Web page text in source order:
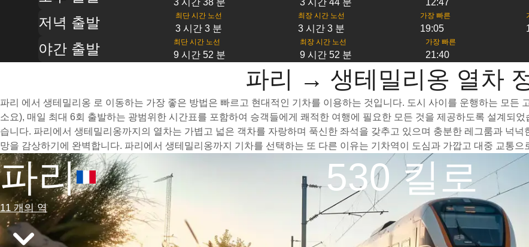
3 시간 38 분 3 시간 44 분 12:47
저녁 출발 최단 시간 노선
3 시간 3 분
최장 시간 노선
3 시간 3 분
가장 빠른
19:05
야간 출발 최단 시간 노선
9 시간 52 분
최장 시간 노선
9 시간 52 분
가장 빠른
21:40
파리 → 생테밀리옹 열차
파리 에서 생테밀리옹 로 이동하는 가장 좋은 방법은 빠르고 현대적인 기차를 이용하는 것입니다. 도시 사이를 운행하는 모든
소요), 매일 최대 6회 출발하는 광범위한 시간표를 포함하여 승객들에게 쾌적한 여행에 필요한 모든 것을 제공하도록 설계되
습니다. 파리에서 생테밀리옹까지의 열차는 가볍고 넓은 객차를 자랑하며 푹신한 좌석을 갖추고 있으며 충분한 레그룸과 넉
망을 감상하기에 완벽합니다. 파리에서 생테밀리옹까지 기차를 선택하는 또 다른 이유는 기차역이 도심과 가깝고 대중 교통
파리
11 개의 역
530 킬로